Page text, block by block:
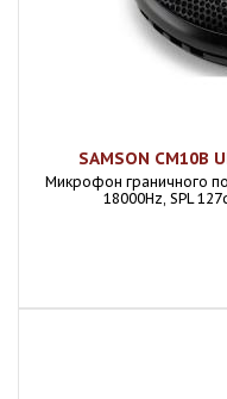
SAMSON CM10B
Микрофон граничного
18000Hz, SPL